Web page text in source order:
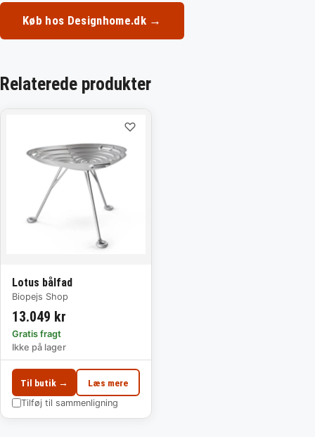
Køb hos Designhome.dk →
Relaterede produkter
♡
Lotus bålfad
Biopejs Shop
13.049 kr
Gratis fragt
Ikke på lager
Til butik → Læs mere
Tilføj til sammenligning